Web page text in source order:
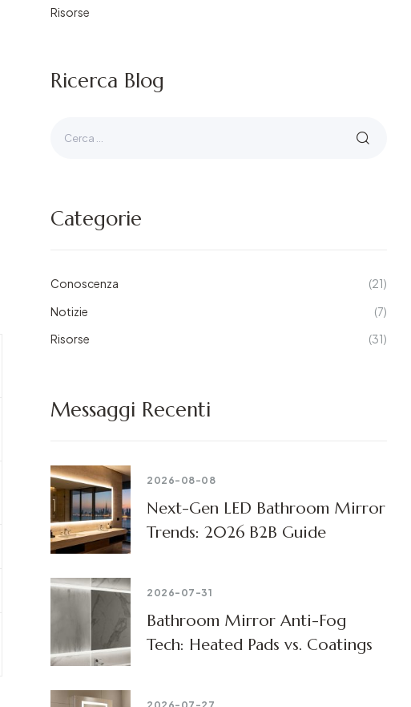
Risorse
Ricerca Blog
Categorie
Conoscenza
(21)
Notizie
(7)
Risorse
(31)
Messaggi Recenti
2026-08-08
Next-Gen LED Bathroom Mirror
Trends: 2026 B2B Guide
2026-07-31
Bathroom Mirror Anti-Fog
Tech: Heated Pads vs. Coatings